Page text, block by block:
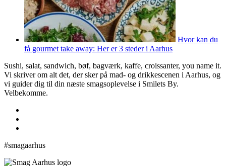
Hvor kan du
få gourmet take away: Her er 3 steder i Aarhus
Sushi, salat, sandwich, bøf, bagværk, kaffe, croissanter, you name it.
Vi skriver om alt det, der sker på mad- og drikkescenen i Aarhus, og
vi guider dig til din næste smagsoplevelse i Smilets By.
Velbekomme.
#smagaarhus